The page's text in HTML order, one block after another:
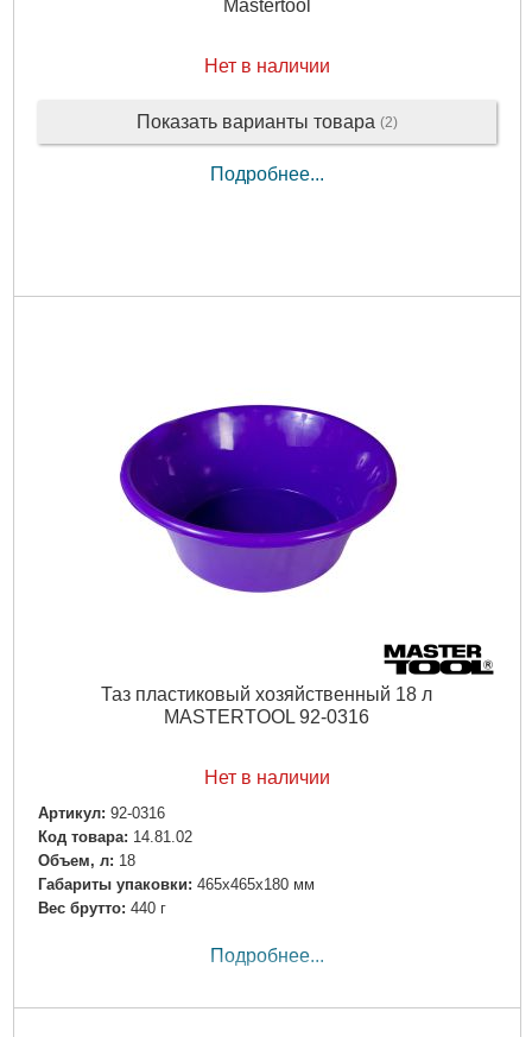
Mastertool
Нет в наличии
Показать варианты товара (2)
Подробнее...
Таз пластиковый хозяйственный 18 л
MASTERTOOL 92-0316
Нет в наличии
Артикул: 92-0316
Код товара: 14.81.02
Объем, л: 18
Габариты упаковки: 465x465x180 мм
Вес брутто: 440 г
Подробнее...